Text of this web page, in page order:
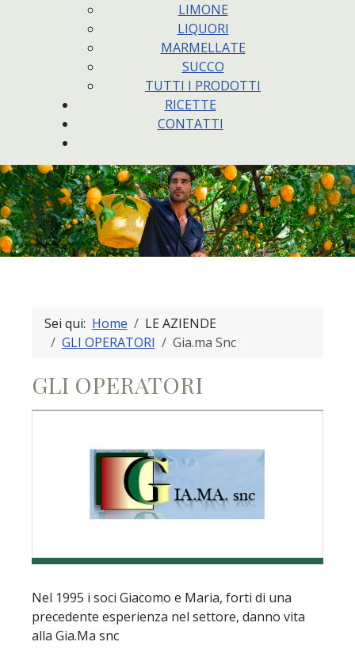
LIMONE
LIQUORI
MARMELLATE
SUCCO
TUTTI I PRODOTTI
RICETTE
CONTATTI
Sei qui: Home
LE AZIENDE
GLI OPERATORI
Gia.ma Snc
GLI OPERATORI
Nel 1995 i soci Giacomo e Maria, forti di una
precedente esperienza nel settore, danno vita
alla Gia.Ma snc